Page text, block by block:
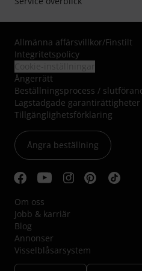
Allmänna affärsvillkor/Finstilt
Integritetspolicy
Ångerrätt
Beställningsprocess /
Lagstadgade garantirättigheter
Tillgänglighetsförklaring
Ångra beställning
Om oss
Jobb & karriär
Blog
Annonser
Visselblåsarsystem